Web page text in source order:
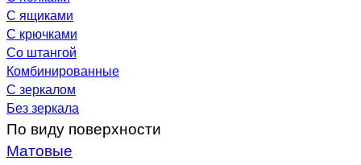
С ящиками
С крючками
Со штангой
Комбинированные
С зеркалом
Без зеркала
По виду поверхности
Матовые